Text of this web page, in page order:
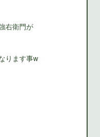
右衛門が
ります事w